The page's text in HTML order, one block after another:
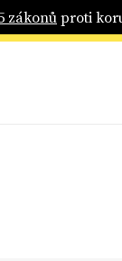
zákonůproti